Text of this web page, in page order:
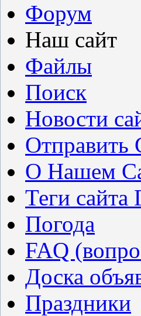
Форум
Наш сайт
Файлы
Поиск
Новости
О Нашем
Теги сайта
Погода
FAQ
Доска
Праздники